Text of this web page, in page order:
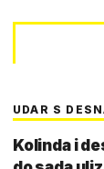
UDAR S
Kolinda i